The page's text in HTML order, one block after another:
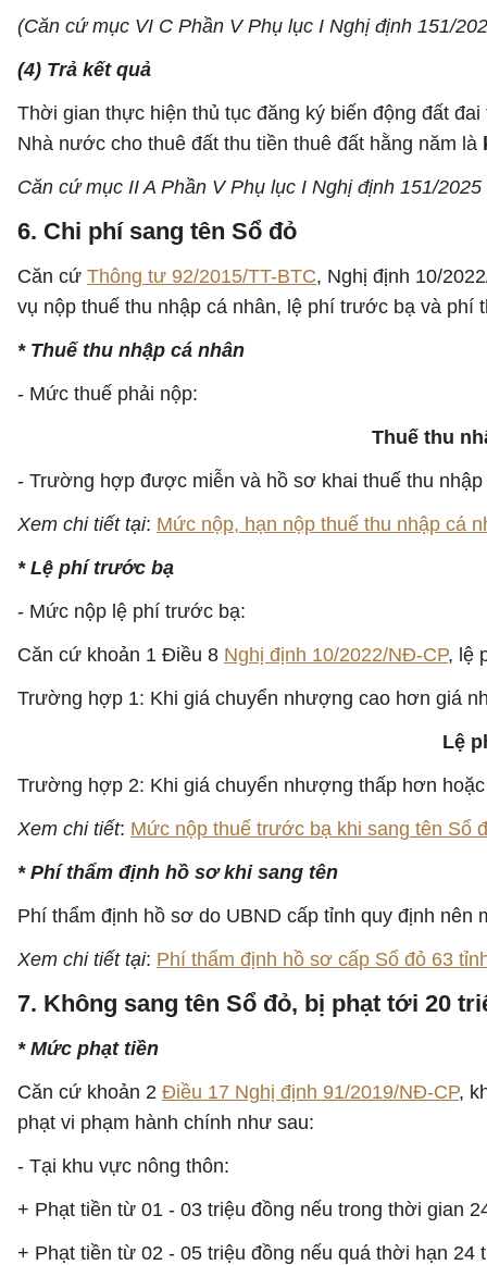
(Căn cứ mục VI C Phần V Phụ lục I Nghị định 151/
(4) Trả kết quả
Thời gian thực hiện thủ tục đăng ký biến động đất
Nhà nước cho thuê đất thu tiền thuê đất hằng năm là
Căn cứ mục II A Phần V Phụ lục I Nghị định 151/2025
6. Chi phí sang tên Sổ đỏ
Căn cứ Thông tư 92/2015/TT-BTC, Nghị định 10/
vụ nộp thuế thu nhập cá nhân, lệ phí trước bạ và phí
* Thuế thu nhập cá nhân
- Mức thuế phải nộp:
Thuế thu
- Trường hợp được miễn và hồ sơ khai thuế thu nhập
Xem chi tiết tại: Mức nộp, hạn nộp thuế thu nhập cá
* Lệ phí trước bạ
- Mức nộp lệ phí trước bạ:
Căn cứ khoản 1 Điều 8 Nghị định 10/2022/NĐ-CP, lệ
Trường hợp 1: Khi giá chuyển nhượng cao hơn giá
Lệ
Trường hợp 2: Khi giá chuyển nhượng thấp hơn
Xem chi tiết: Mức nộp thuế trước bạ khi sang tên Sổ
* Phí thẩm định hồ sơ khi sang tên
Phí thẩm định hồ sơ do UBND cấp tỉnh quy định nên
Xem chi tiết tại: Phí thẩm định hồ sơ cấp Sổ đỏ 63
7. Không sang tên Sổ đỏ, bị phạt tới 20
* Mức phạt tiền
Căn cứ khoản 2 Điều 17 Nghị định 91/2019/NĐ-CP,
phạt vi phạm hành chính như sau:
- Tại khu vực nông thôn:
+ Phạt tiền từ 01 - 03 triệu đồng nếu trong thời gian
+ Phạt tiền từ 02 - 05 triệu đồng nếu quá thời hạn